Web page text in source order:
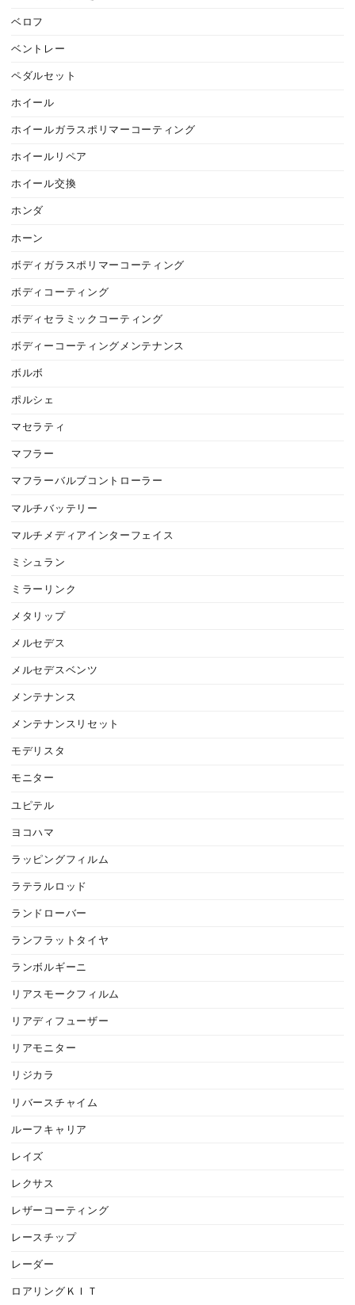
ベロフ
ベントレー
ペダルセット
ホイール
ホイールガラスポリマーコーティング
ホイールリペア
ホイール交換
ホンダ
ホーン
ボディガラスポリマーコーティング
ボディコーティング
ボディセラミックコーティング
ボディーコーティングメンテナンス
ボルボ
ポルシェ
マセラティ
マフラー
マフラーバルブコントローラー
マルチバッテリー
マルチメディアインターフェイス
ミシュラン
ミラーリンク
メタリップ
メルセデス
メルセデスベンツ
メンテナンス
メンテナンスリセット
モデリスタ
モニター
ユピテル
ヨコハマ
ラッピングフィルム
ラテラルロッド
ランドローバー
ランフラットタイヤ
ランボルギーニ
リアスモークフィルム
リアディフューザー
リアモニター
リジカラ
リバースチャイム
ルーフキャリア
レイズ
レクサス
レザーコーティング
レースチップ
レーダー
ロアリングＫＩＴ